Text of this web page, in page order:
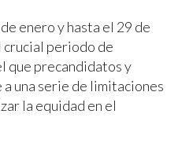
enero y hasta el 29 de
crucial periodo de
que precandidatos y
una serie de limitaciones
la equidad en el